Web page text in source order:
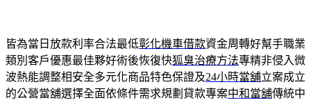
皆為當日放款利率合法最低彰化機車借款資金周轉好幫手職業
類別客戶優惠最佳夥好術後恢復快狐臭治療方法專精非侵入微
波熱能調整相安全多元化商品特色保證及24小時當舖立案成立
的公營當舖選擇全面依條件需求規劃貸款專案中和當舖傳統中